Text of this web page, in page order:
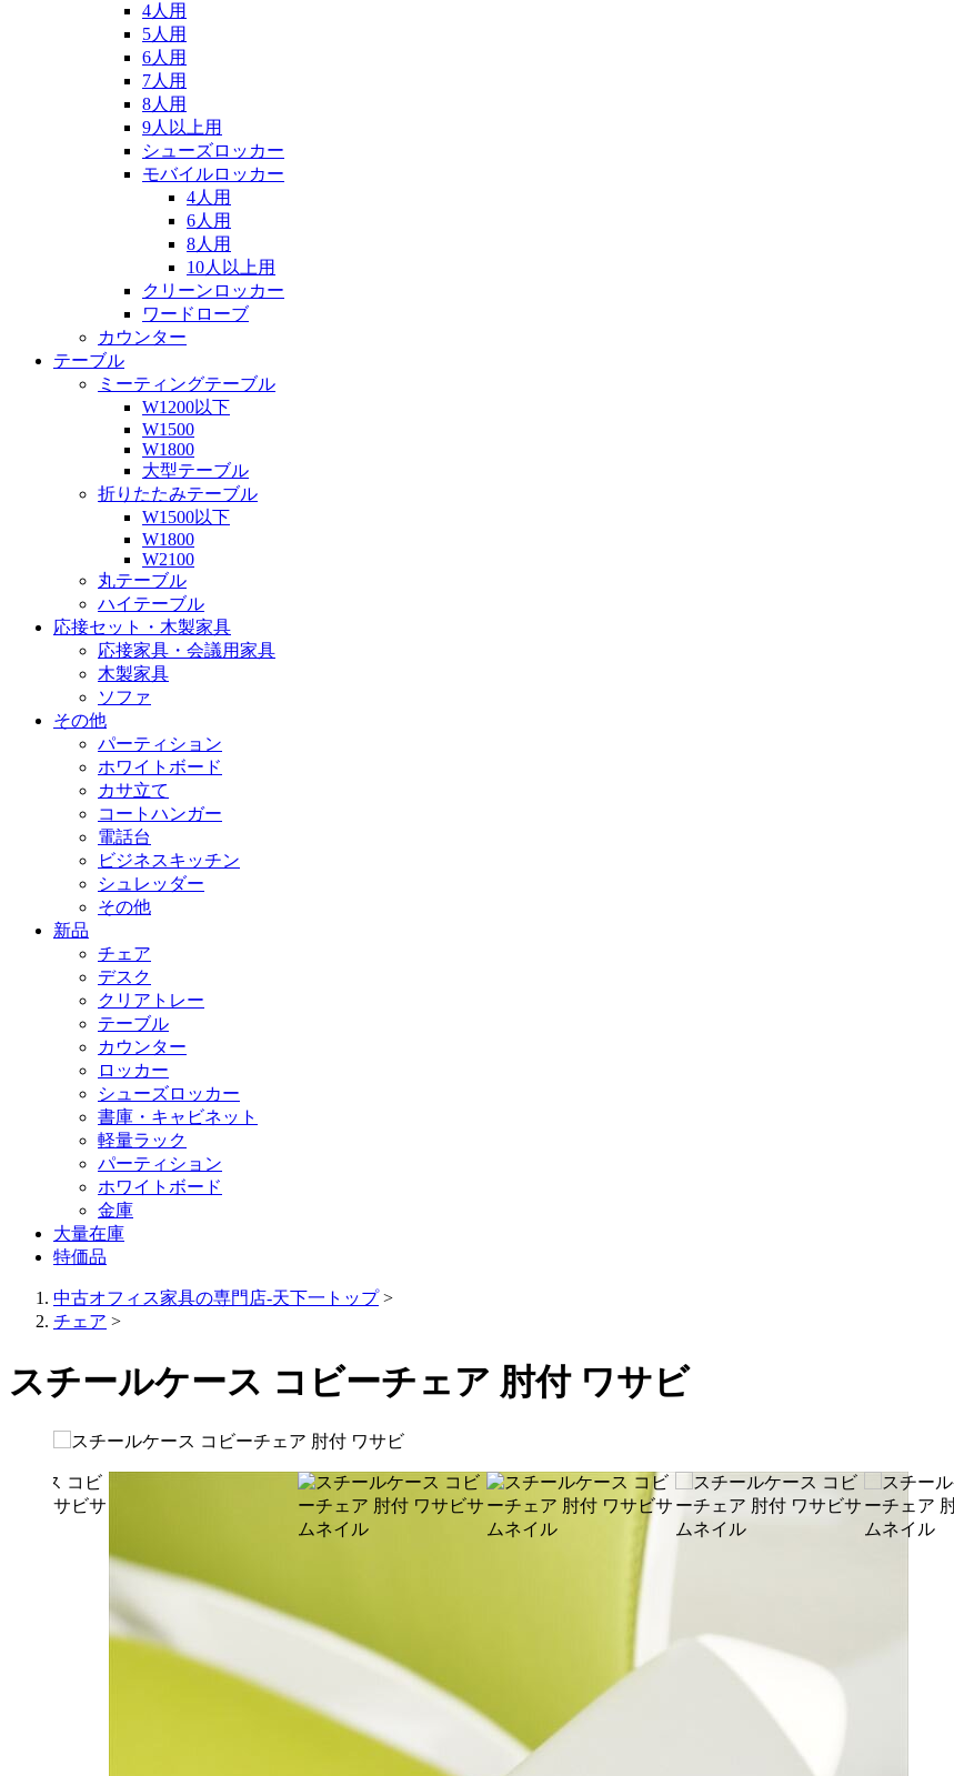
4人用
5人用
6人用
7人用
8人用
9人以上用
シューズロッカー
モバイルロッカー
4人用
6人用
8人用
10人以上用
クリーンロッカー
ワードローブ
カウンター
テーブル
ミーティングテーブル
W1200以下
W1500
W1800
大型テーブル
折りたたみテーブル
W1500以下
W1800
W2100
丸テーブル
ハイテーブル
応接セット・木製家具
応接家具・会議用家具
木製家具
ソファ
その他
パーティション
ホワイトボード
カサ立て
コートハンガー
電話台
ビジネスキッチン
シュレッダー
その他
新品
チェア
デスク
クリアトレー
テーブル
カウンター
ロッカー
シューズロッカー
書庫・キャビネット
軽量ラック
パーティション
ホワイトボード
金庫
大量在庫
特価品
中古オフィス家具の専門店-天下一トップ>
チェア >
スチールケース コビーチェア 肘付 ワサビ